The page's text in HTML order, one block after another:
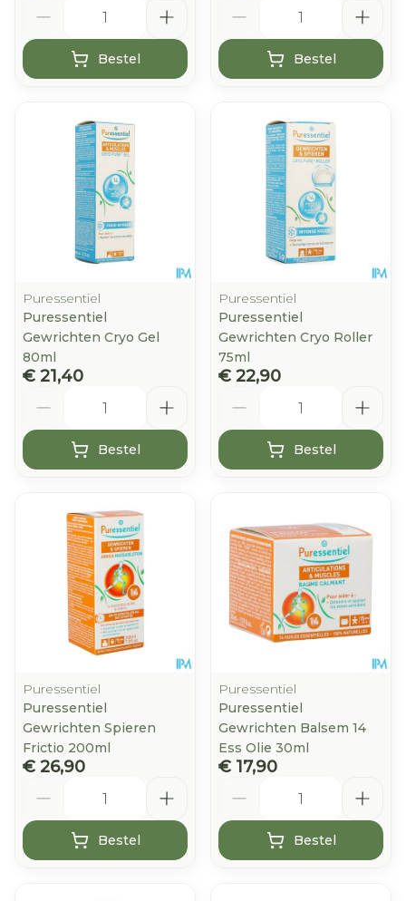
Bestel Bestel
Puressentiel
Puressentiel
Gewrichten Cryo Gel
80ml
€ 21,40
Bestel
Puressentiel
Puressentiel
Gewrichten Cryo Roller
75ml
€ 22,90
Bestel
Puressentiel
Puressentiel
Gewrichten Spieren
Frictio 200ml
€ 26,90
Bestel
Puressentiel
Puressentiel
Gewrichten Balsem 14
Ess Olie 30ml
€ 17,90
Bestel